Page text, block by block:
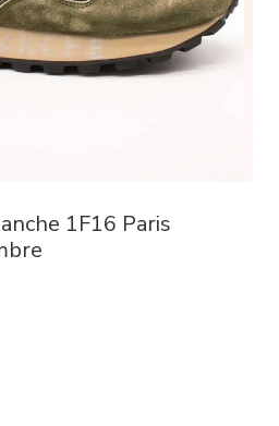
1F16 Paris